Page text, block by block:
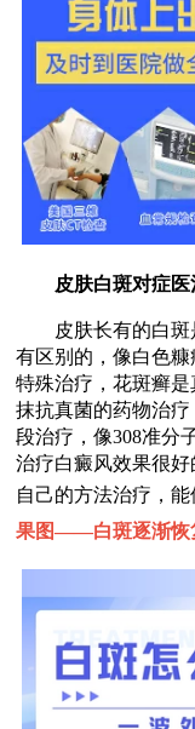
皮肤白斑对症医
皮肤长有的白斑
有区别的，像白色
特殊治疗，花斑癣
抹抗真菌的药物治
段治疗，像308准分
治疗白癜风效果很
自己的方法治疗，能
果图——白斑逐渐恢